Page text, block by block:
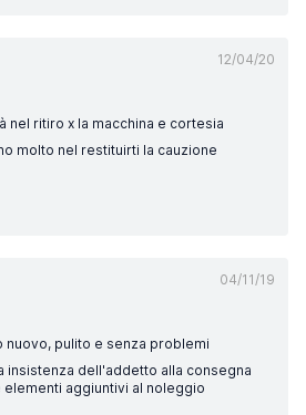
12/04/20
nel ritiro x la macchina e cortesia
molto nel restituirti la cauzione
04/11/19
nuovo, pulito e senza problemi
insistenza dell'addetto alla consegna
aggiuntivi al noleggio